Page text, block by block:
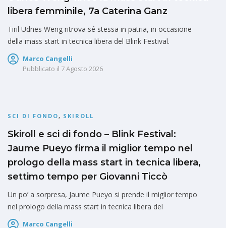
libera femminile, 7a Caterina Ganz
Tiril Udnes Weng ritrova sé stessa in patria, in occasione
della mass start in tecnica libera del Blink Festival.
Marco Cangelli
Pubblicato il 7 Agosto 2026
SCI DI FONDO, SKIROLL
Skiroll e sci di fondo – Blink Festival:
Jaume Pueyo firma il miglior tempo nel
prologo della mass start in tecnica libera,
settimo tempo per Giovanni Ticcò
Un po’ a sorpresa, Jaume Pueyo si prende il miglior tempo
nel prologo della mass start in tecnica libera del
Marco Cangelli